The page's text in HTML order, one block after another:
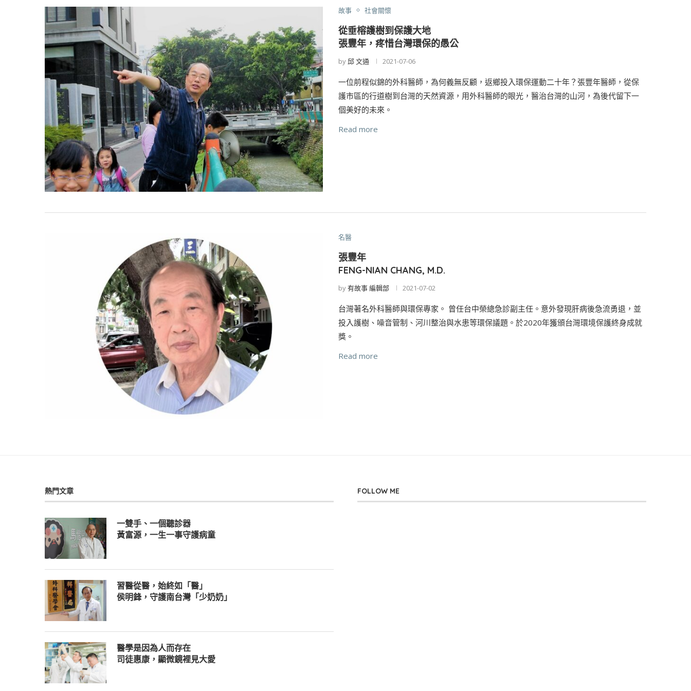
故事 社會關懷
從垂榕護樹到保護大地
張豐年，疼惜台灣環保的愚公
by 邱 文通 2021-07-06
一位前程似錦的外科醫師，為何義無反顧，返鄉投入環保運動二十年？張豐年醫師，從保
護市區的行道樹到台灣的天然資源，用外科醫師的眼光，醫治台灣的山河，為後代留下一
個美好的未來。
Read more
名醫
張豐年
FENG-NIAN CHANG, M.D.
by有故事 編輯部 2021-07-02
台灣著名外科醫師與環保專家。 曾任台中榮總急診副主任。意外發現肝病後急流勇退，並
投入護樹、噪音管制、河川整治與水患等環保議題。於2020年獲頒台灣環境保護終身成就
獎。
Read more
熱門文章
一雙手、一個聽診器
黃富源，一生一事守護病童
習醫從醫，始終如「醫」
侯明鋒，守護南台灣「少奶奶」
醫學是因為人而存在
司徒惠康，顯微鏡裡見大愛
FOLLOW ME